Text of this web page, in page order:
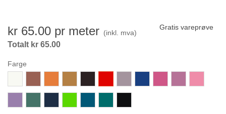
kr 65.00 pr meter (inkl. mva)
Totalt kr 65.00
Gratis vareprøve
Farge
Hvit
BrunRødOransjeGyldenMørkBrun
Rød LavendelLilla
KongeBlå
CeriseLysFiolettSterkRosa
Lavendel
MørkBlåLimeGrønnPetrolBlåGrønnSvart